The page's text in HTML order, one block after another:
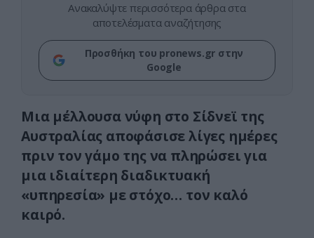
Ανακαλύψτε περισσότερα άρθρα στα
αποτελέσματα αναζήτησης
Προσθήκη του pronews.gr στην
Google
Μια μέλλουσα νύφη στο Σίδνεϊ της
Αυστραλίας αποφάσισε λίγες ημέρες
πριν τον γάμο της να πληρώσει για
μια ιδιαίτερη διαδικτυακή
«υπηρεσία» με στόχο… τον καλό
καιρό.